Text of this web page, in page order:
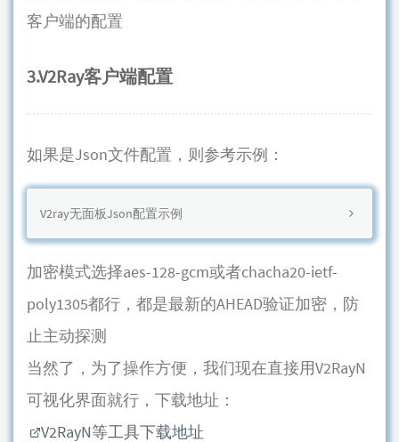
客户端的配置
3.V2Ray客户端配置
如果是Json文件配置，则参考示例：
V2ray无面板Json配置示例
加密模式选择aes-128-gcm或者chacha20-ietf-
poly1305都行，都是最新的AHEAD验证加密，防
止主动探测
当然了，为了操作方便，我们现在直接用V2RayN
可视化界面就行，下载地址：
V2RayN等工具下载地址